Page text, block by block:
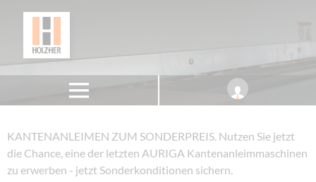
KANTENANLEIMEN ZUM SONDERPREIS. Nutzen Sie jetzt
die Chance, eine der letzten AURIGA Kantenanleimmaschinen
zu erwerben - jetzt Sonderkonditionen sichern.